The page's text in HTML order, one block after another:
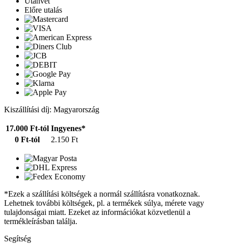
Előre utalás
Kiszállítási díj: Magyarország
17.000 Ft-tól Ingyenes*
0 Ft-tól
2.150 Ft
*Ezek a szállítási költségek a normál szállításra vonatkoznak.
Lehetnek további költségek, pl. a termékek súlya, mérete vagy
tulajdonságai miatt. Ezeket az információkat közvetlenül a
termékleírásban találja.
Segítség